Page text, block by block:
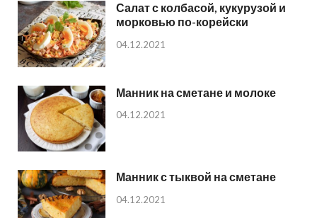
Салат с колбасой, кукурузой и
морковью по-корейски
04.12.2021
Манник на сметане и молоке
04.12.2021
Манник с тыквой на сметане
04.12.2021